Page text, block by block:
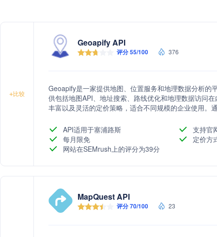
+比较
Geoapify API
评分 55/100 376
Geoapify是一家提供地图、位置服务和地理数据分析的
供包括地图API、地址搜索、路线优化和地理数据访问
丰富以及灵活的定价策略，适合不同规模的企业使用。
API适用于塞浦路斯
支持官
每月限免
定价方
网站在SEMrush上的评分为39分
MapQuest API
评分 70/100 23